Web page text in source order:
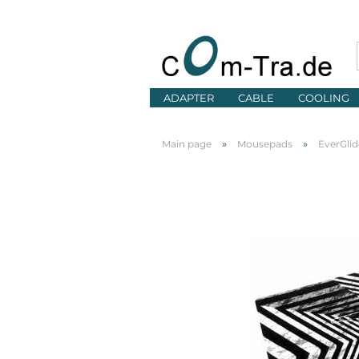
ADAPTER CABLE COOLING
Main page » Mousepads »